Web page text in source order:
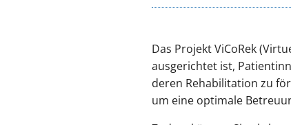
Das Projekt ViCoRek
ausgerichtet ist,
deren Rehabilitation zu
um eine optimale